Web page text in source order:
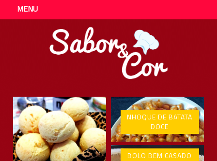
MENU
NHOQUE DE BATATA
DOCE
BOLO BEM CASADO